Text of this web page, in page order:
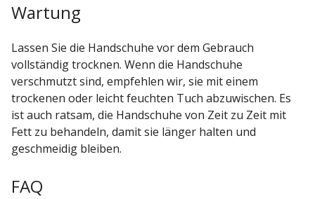
Wartung
Lassen Sie die Handschuhe vor dem Gebrauch
vollständig trocknen. Wenn die Handschuhe
verschmutzt sind, empfehlen wir, sie mit einem
trockenen oder leicht feuchten Tuch abzuwischen. Es
ist auch ratsam, die Handschuhe von Zeit zu Zeit mit
Fett zu behandeln, damit sie länger halten und
geschmeidig bleiben.
FAQ